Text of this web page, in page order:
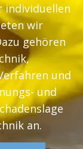
individuellen
wir
gehören
und
und
an.